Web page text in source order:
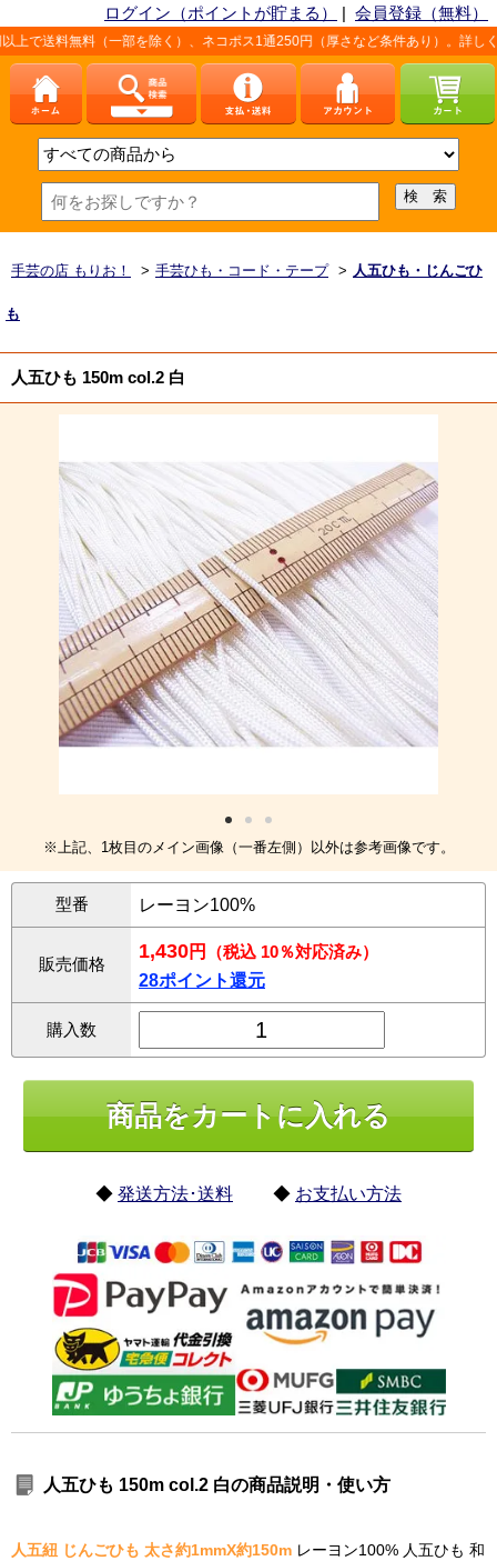
ログイン（ポイントが貯まる） | 会員登録（無料）
一部を除く）、ネコポス1通250円（厚さなど条件あり）。詳しくは、こちら「
手芸の店 もりお！ > 手芸ひも・コード・テープ > 人五ひも・じんごひ
も
人五ひも 150m col.2 白
※上記、1枚目のメイン画像（一番左側）以外は参考画像です。
型番 レーヨン100%
販売価格
1,430円
（税込 10％対応済み）
28ポイント還元
購入数
◆ 発送方法･送料 ◆ お支払い方法
人五ひも 150m col.2 白の商品説明・使い方
人五紐 じんごひも 太さ約1mmX約150m レーヨン100% 人五ひも 和